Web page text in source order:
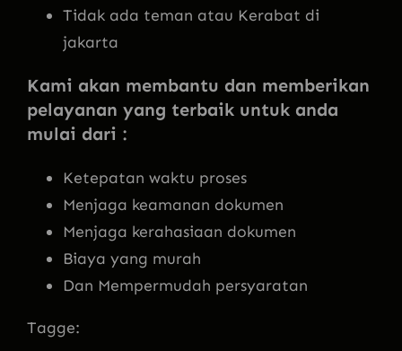
Tidak ada teman atau Kerabat di
jakarta
Kami akan membantu dan memberikan
pelayanan yang terbaik untuk anda
mulai dari :
Ketepatan waktu proses
Menjaga keamanan dokumen
Menjaga kerahasiaan dokumen
Biaya yang murah
Dan Mempermudah persyaratan
Tagge: